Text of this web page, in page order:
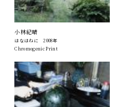
小林紀晴
はなはねに 2008年
Chromogenic Print